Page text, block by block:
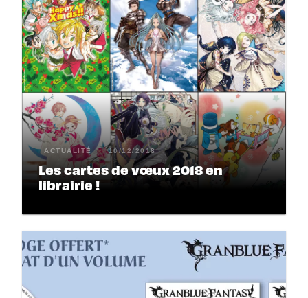
ACTUALITÉ 10/12/2018
Les cartes de vœux 2018 en
librairie !